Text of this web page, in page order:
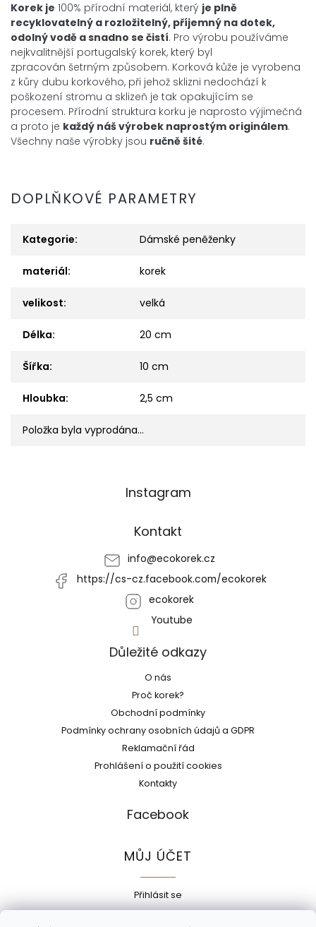
Korek je 100% přírodní materiál, který je plně
recyklovatelný a rozložitelný, příjemný na dotek,
odolný vodě a snadno se čistí. Pro výrobu používáme
nejkvalitnější portugalský korek, který byl
zpracován šetrným způsobem. Korková kůže je vyrobena
z kůry dubu korkového, při jehož sklizni nedochází k
poškození stromu a sklizeň je tak opakujícím se
procesem. Přírodní struktura korku je naprosto výjimečná
a proto je každý náš výrobek naprostým originálem.
Všechny naše výrobky jsou ručně šité.
DOPLŇKOVÉ PARAMETRY
Kategorie: Dámské peněženky
materiál: korek
velikost: velká
Délka: 20 cm
Šířka: 10 cm
Hloubka: 2,5 cm
Položka byla vyprodána…
Instagram
Kontakt
info@ecokorek.cz
https://cs-cz.facebook.com/ecokorek
ecokorek
Youtube
Důležité odkazy
O nás
Proč korek?
Obchodní podmínky
Podmínky ochrany osobních údajů a GDPR
Reklamační řád
Prohlášení o použití cookies
Kontakty
Facebook
MŮJ ÚČET
Přihlásit se
Registrace